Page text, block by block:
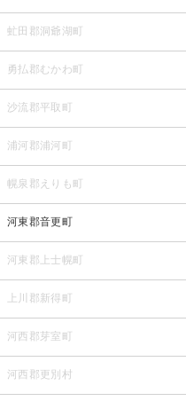
虻田郡洞爺湖町
勇払郡むかわ町
沙流郡平取町
浦河郡浦河町
幌泉郡えりも町
河東郡音更町
河東郡上士幌町
上川郡新得町
河西郡芽室町
河西郡更別村